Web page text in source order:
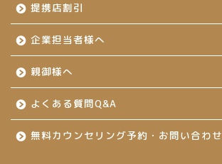
提携店割引
企業担当者様へ
親御様へ
よくある質問Q&A
無料カウンセリング予約・お問い合わせ